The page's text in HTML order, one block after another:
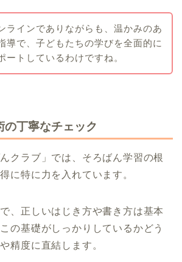
ラインでありながらも、温かみのあ
導で、子どもたちの学びを全面的に
ートしているわけですね。
の丁寧なチェック
クラブ」では、そろばん学習の根
に特に力を入れています。
、正しいはじき方や書き方は基本
の基礎がしっかりしているかどう
精度に直結します。